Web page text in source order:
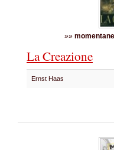
»»
La Creazione
Ernst Haas